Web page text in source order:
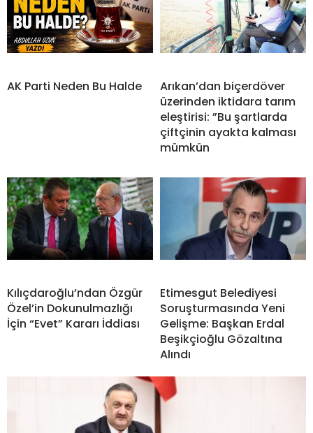
AK Parti Neden Bu Halde
Arıkan’dan biçerdöver
üzerinden iktidara tarım
eleştirisi: ”Bu şartlarda
çiftçinin ayakta kalması
mümkün
Kılıçdaroğlu’ndan Özgür
Özel’in Dokunulmazlığı
İçin “Evet” Kararı İddiası
Etimesgut Belediyesi
Soruşturmasında Yeni
Gelişme: Başkan Erdal
Beşikçioğlu Gözaltına
Alındı